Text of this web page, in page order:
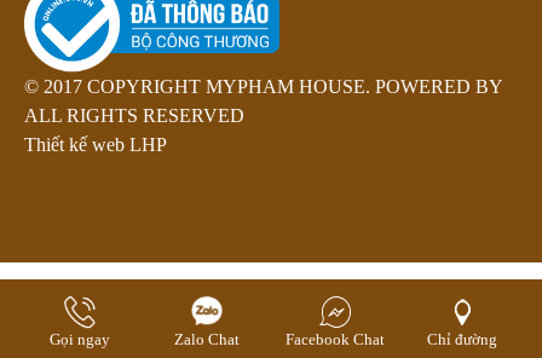
© 2017 COPYRIGHT MYPHAM HOUSE. POWERED BY
ALL RIGHTS RESERVED
Thiết kế web LHP
Gọi ngay Zalo Chat Facebook Chat Chỉ đường